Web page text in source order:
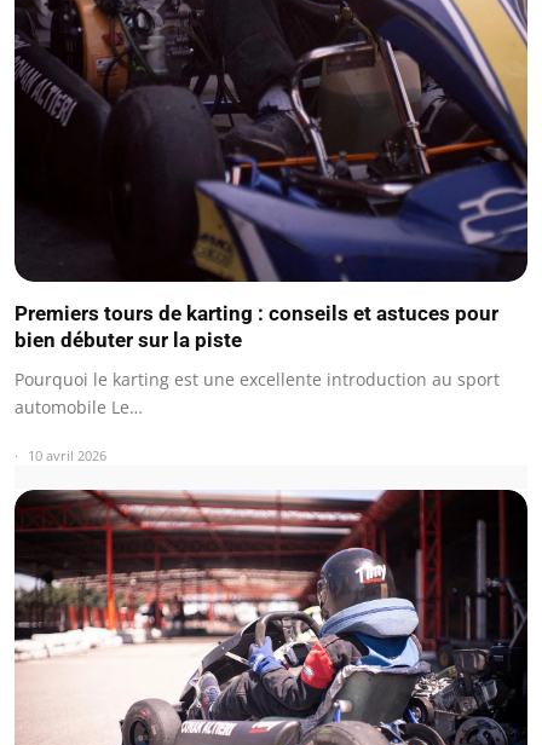
Premiers tours de karting : conseils et astuces pour
bien débuter sur la piste
Pourquoi le karting est une excellente introduction au sport
automobile Le…
10 avril 2026